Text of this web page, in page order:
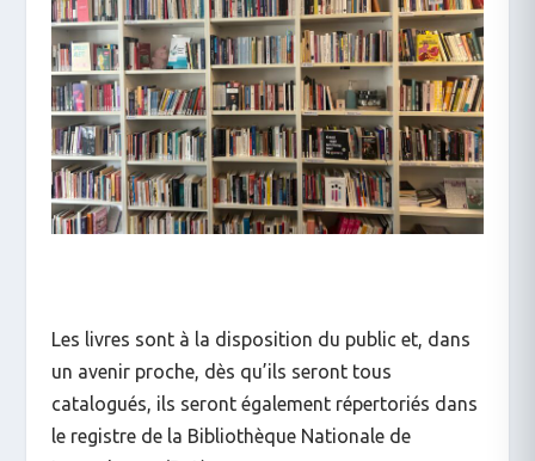
Les livres sont à la disposition du public et, dans
un avenir proche, dès qu’ils seront tous
catalogués, ils seront également répertoriés dans
le registre de la Bibliothèque Nationale de